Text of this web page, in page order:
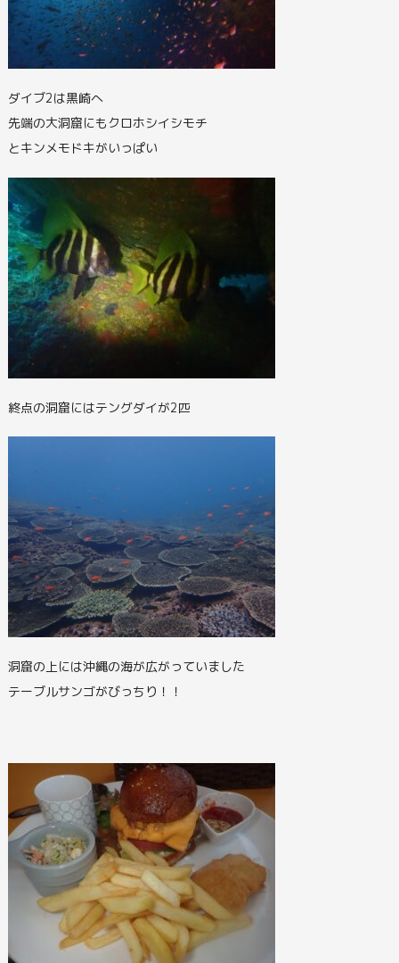
ダイブ2は黒崎へ
先端の大洞窟にもクロホシイシモチ
とキンメモドキがいっぱい
終点の洞窟にはテングダイが2匹
洞窟の上には沖縄の海が広がっていました
テーブルサンゴがびっちり！！